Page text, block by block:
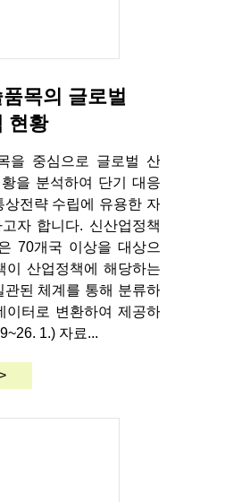
목의 글로벌
현황
을 중심으로 글로벌 산
을 분석하여 단기 대응
상전략 수립에 유용한 자
자 합니다. 신산업정책
70개국 이상을 대상으
이 산업정책에 해당하는
관된 체계를 통해 분류하
이터로 변환하여 제공하
1.) 자료...